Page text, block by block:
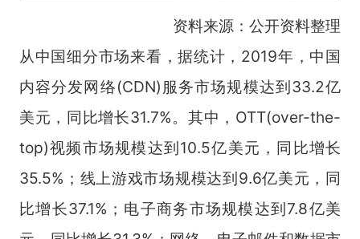
资料来源：公开资料整理
从中国细分市场来看，据统计，2019年，中国
内容分发网络(CDN)服务市场规模达到33.2亿
美元，同比增长31.7%。其中，OTT(over-the-
top)视频市场规模达到10.5亿美元，同比增长
35.5%；线上游戏市场规模达到9.6亿美元，同
比增长37.1%；电子商务市场规模达到7.8亿美